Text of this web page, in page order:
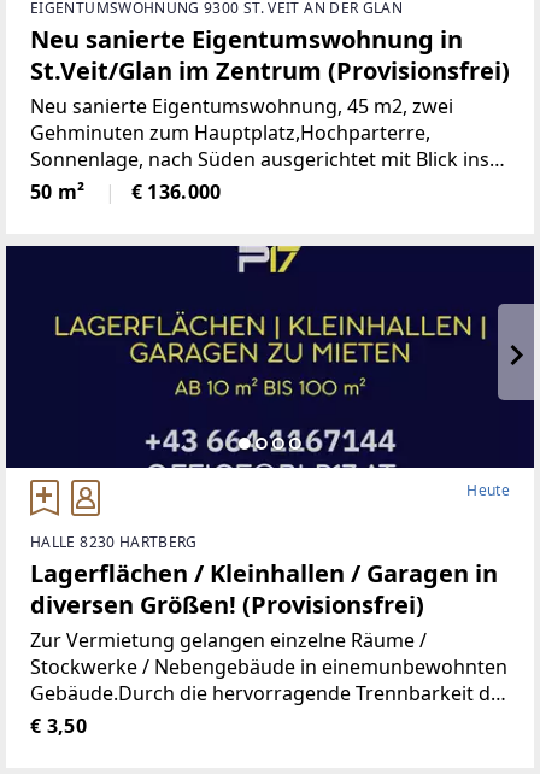
EIGENTUMSWOHNUNG 9300 ST. VEIT AN DER GLAN
Neu sanierte Eigentumswohnung in
St.Veit/Glan im Zentrum (Provisionsfrei)
Neu sanierte Eigentumswohnung, 45 m2, zwei
Gehminuten zum Hauptplatz,Hochparterre,
Sonnenlage, nach Süden ausgerichtet mit Blick ins
Grüne, mangelangt über nur 4 Stufen in die
Wohnung, Kindergarten, Volksschule,Mittelschule,
50 m² € 136.000
Heute
HALLE 8230 HARTBERG
Lagerflächen / Kleinhallen / Garagen in
diversen Größen! (Provisionsfrei)
Zur Vermietung gelangen einzelne Räume /
Stockwerke / Nebengebäude in einemunbewohnten
Gebäude.Durch die hervorragende Trennbarkeit der
Räumlichkeiten, stehen Ihnen Größen vonca. 10 m²
€ 3,50